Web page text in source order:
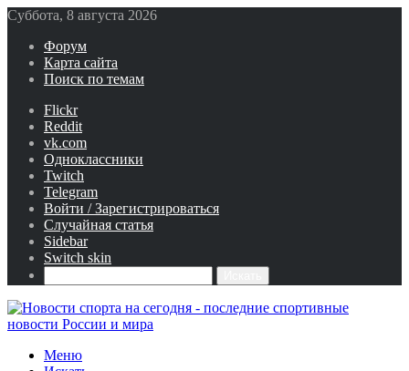
Суббота, 8 августа 2026
Форум
Карта сайта
Поиск по темам
Flickr
Reddit
vk.com
Одноклассники
Twitch
Telegram
Войти / Зарегистрироваться
Случайная статья
Sidebar
Switch skin
Меню